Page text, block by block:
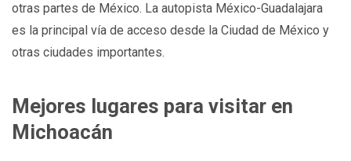
otras partes de México. La autopista México-Guadalajara
es la principal vía de acceso desde la Ciudad de México y
otras ciudades importantes.
Mejores lugares para visitar en
Michoacán